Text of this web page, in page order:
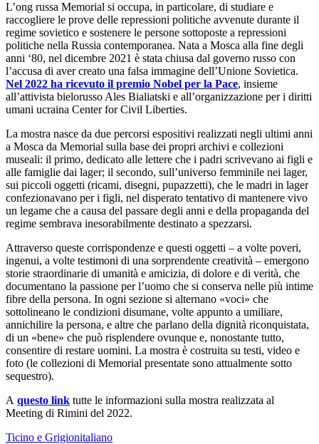
L’ong russa Memorial si occupa, in particolare, di studiare e
raccogliere le prove delle repressioni politiche avvenute durante il
regime sovietico e sostenere le persone sottoposte a repressioni
politiche nella Russia contemporanea. Nata a Mosca alla fine degli
anni ‘80, nel dicembre 2021 è stata chiusa dal governo russo con
l’accusa di aver creato una falsa immagine dell’Unione Sovietica.
Nel 2022 ha ricevuto il premio Nobel per la Pace, insieme
all’attivista bielorusso Ales Bialiatski e all’organizzazione per i diritti
umani ucraina Center for Civil Liberties.
La mostra nasce da due percorsi espositivi realizzati negli ultimi anni
a Mosca da Memorial sulla base dei propri archivi e collezioni
museali: il primo, dedicato alle lettere che i padri scrivevano ai figli e
alle famiglie dai lager; il secondo, sull’universo femminile nei lager,
sui piccoli oggetti (ricami, disegni, pupazzetti), che le madri in lager
confezionavano per i figli, nel disperato tentativo di mantenere vivo
un legame che a causa del passare degli anni e della propaganda del
regime sembrava inesorabilmente destinato a spezzarsi.
Attraverso queste corrispondenze e questi oggetti – a volte poveri,
ingenui, a volte testimoni di una sorprendente creatività – emergono
storie straordinarie di umanità e amicizia, di dolore e di verità, che
documentano la passione per l’uomo che si conserva nelle più intime
fibre della persona. In ogni sezione si alternano «voci» che
sottolineano le condizioni disumane, volte appunto a umiliare,
annichilire la persona, e altre che parlano della dignità riconquistata,
di un «bene» che può risplendere ovunque e, nonostante tutto,
consentire di restare uomini. La mostra è costruita su testi, video e
foto (le collezioni di Memorial presentate sono attualmente sotto
sequestro).
A questo link tutte le informazioni sulla mostra realizzata al
Meeting di Rimini del 2022.
Ticino e Grigionitaliano